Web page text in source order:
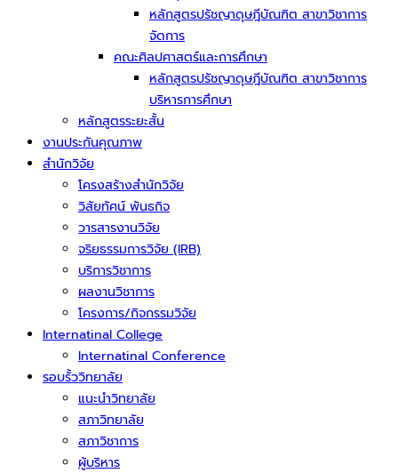
หลักสูตรปรัชญาดุษฎีบัณฑิต สาขาวิชาการ
จัดการ
คณะศิลปศาสตร์และการศึกษา
หลักสูตรปรัชญาดุษฎีบัณฑิต สาขาวิชาการ
บริหารการศึกษา
หลักสูตรระยะสั้น
งานประกันคุณภาพ
สำนักวิจัย
โครงสร้างสำนักวิจัย
วิสัยทัศน์ พันธกิจ
วารสารงานวิจัย
จริยธรรมการวิจัย (IRB)
บริการวิชาการ
ผลงานวิชาการ
โครงการ/กิจกรรมวิจัย
Internatinal College
Internatinal Conference
รอบรั้ววิทยาลัย
แนะนำวิทยาลัย
สภาวิทยาลัย
สภาวิชาการ
ผู้บริหาร